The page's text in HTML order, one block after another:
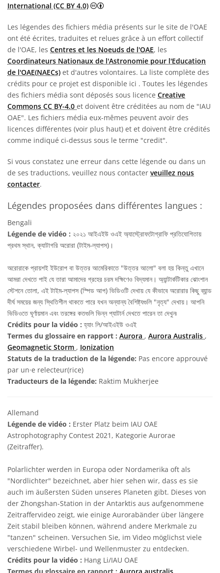
International (CC BY 4.0)
Creative Commons (CC)
Les légendes des fichiers média présents sur le site de l'OAE
ont été écrites, traduites et relues grâce à un effort collectif
de l'OAE, les Centres et les Noeuds de l'OAE, les
Coordinateurs Nationaux de l'Astronomie pour l'Education
de l'OAE(NAECs) et d'autres volontaires. La liste complète des
crédits pour ce projet est disponible ici . Toutes les légendes
des fichiers média sont déposés sous licence Creative
Commons CC BY-4.0 et doivent être créditées au nom de "IAU
OAE". Les fichiers média eux-mêmes peuvent avoir des
licences différentes (voir plus haut) et et doivent être crédités
comme indiqué ci-dessus sous le terme "credit".
Si vous constatez une erreur dans cette légende ou dans un
de ses traductions, veuillez nous contacter veuillez nous
contacter.
Légendes proposées dans différentes langues :
Bengali
Légende de vidéo : ২০২১ আইএইউ ওএই অ্যাস্ট্রোফটোগ্রাফি প্রতিযোগিতায়
প্রথম স্থান, ক্যাটাগরি অরোরা (টাইম-ল্যাপস)।
অরোরাকে প্রায়শই ইউরোপ বা উত্তর আমেরিকাতে "উত্তর আলো" বলা হয় কিন্তু এখানে
আমরা দেখতে পাই যে তারা আমাদের গ্রহের চরম দক্ষিণেও বিদ্যমান। অ্যান্টার্কটিকার ঝোংশান
স্টেশনে তোলা, এই টাইম-ল্যাপস (স্পিড আপ) ভিডিওটি দেখায় যে কীভাবে অরোরার কিছু ব্যান্ড
দীর্ঘ সময়ের জন্য স্থিতিশীল থাকতে পারে যখন অন্যান্য বৈশিষ্ট্যগুলি "নৃত্য" দেখায়। আপনি
ভিডিওতে ঘূর্ণায়মান এবং তরঙ্গের কতগুলি ভিন্ন প্যাটার্ন দেখতে পারেন তা দেখুন৷
Crédits pour la vidéo : হ্যাং লি/আইএইউ ওএই
Termes du glossaire en rapport : Aurora , Aurora Australis ,
Geomagnetic Storm , Ionization
Statuts de la traduction de la légende: Pas encore approuvé
par un·e relecteur(rice)
Traducteurs de la légende: Raktim Mukherjee
Allemand
Légende de vidéo : Erster Platz beim IAU OAE
Astrophotography Contest 2021, Kategorie Aurorae
(Zeitraffer).
Polarlichter werden in Europa oder Nordamerika oft als
"Nordlichter" bezeichnet, aber hier sehen wir, dass es sie
auch im äußersten Süden unseres Planeten gibt. Dieses von
der Zhongshan-Station in der Antarktis aus aufgenommene
Zeitraffervideo zeigt, wie einige Aurorabänder über längere
Zeit stabil bleiben können, während andere Merkmale zu
"tanzen" scheinen. Versuchen Sie, im Video möglichst viele
verschiedene Wirbel- und Wellenmuster zu entdecken.
Crédits pour la vidéo : Hang Li/IAU OAE